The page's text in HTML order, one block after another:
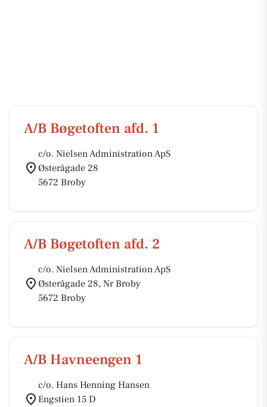
A/B Bøgetoften afd. 1
c/o. Nielsen Administration ApS
Østerågade 28
5672 Broby
A/B Bøgetoften afd. 2
c/o. Nielsen Administration ApS
Østerågade 28, Nr Broby
5672 Broby
A/B Havneengen 1
c/o. Hans Henning Hansen
Engstien 15 D